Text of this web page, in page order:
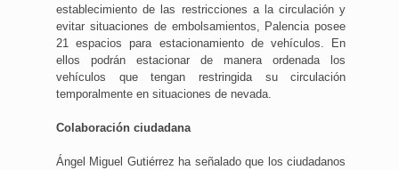
establecimiento de las restricciones a la circulación y
evitar situaciones de embolsamientos, Palencia posee
21 espacios para estacionamiento de vehículos. En
ellos podrán estacionar de manera ordenada los
vehículos que tengan restringida su circulación
temporalmente en situaciones de nevada.
Colaboración ciudadana
Ángel Miguel Gutiérrez ha señalado que los ciudadanos